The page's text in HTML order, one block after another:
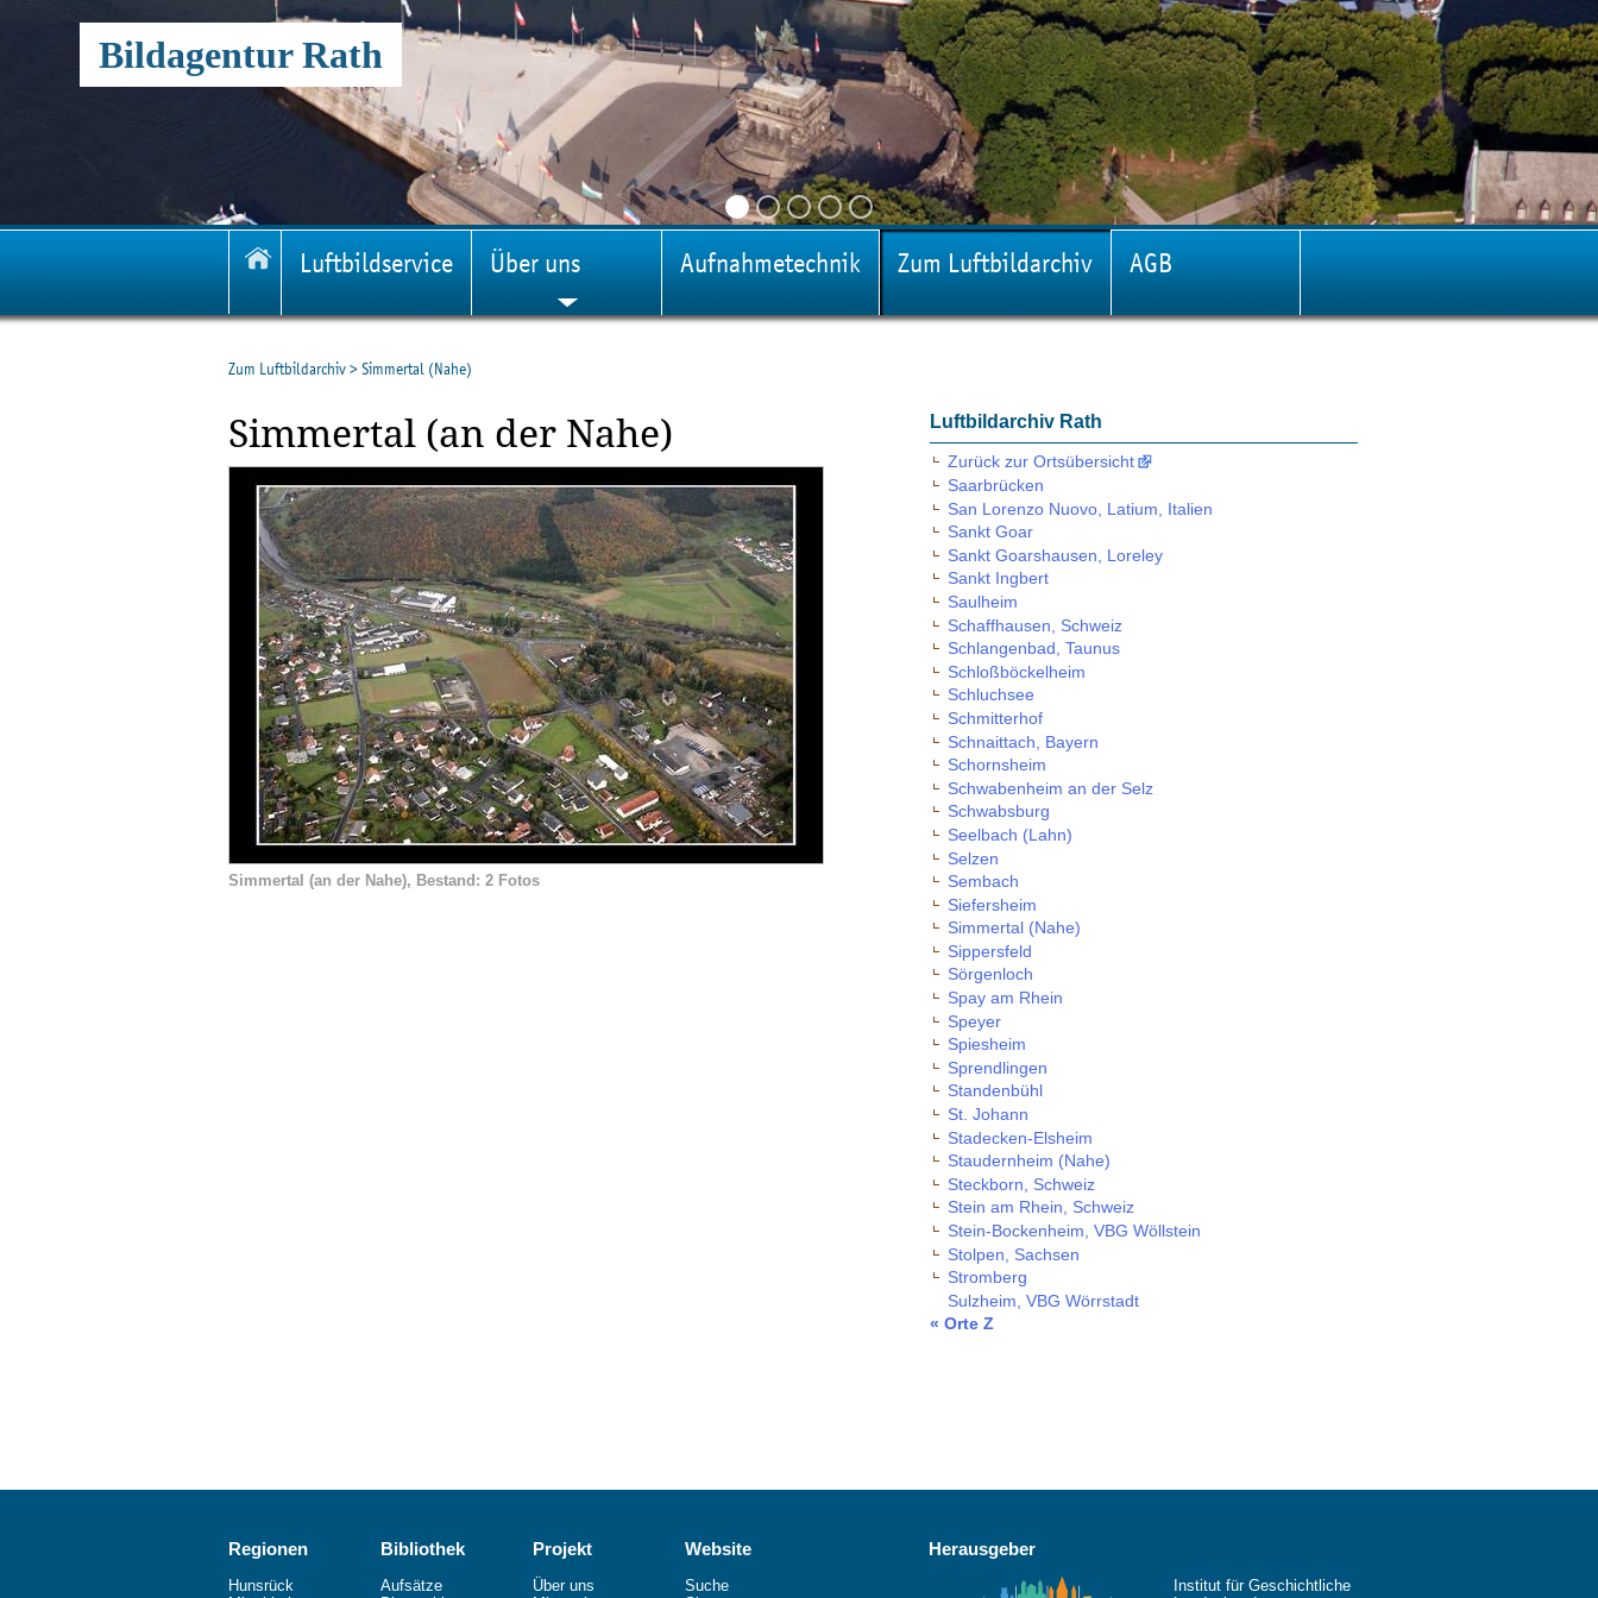
Bildagentur Rath
Luftbildservice Über uns Aufnahmetechnik Zum Luftbildarchiv AGB
Zum Luftbildarchiv>Simmertal (Nahe)
Simmertal (an der Nahe)
Simmertal (an der Nahe), Bestand: 2 Fotos
Luftbildarchiv Rath
Zurück zur Ortsübersicht
Saarbrücken
San Lorenzo Nuovo, Latium, Italien
Sankt Goar
Sankt Goarshausen, Loreley
Sankt Ingbert
Saulheim
Schaffhausen, Schweiz
Schlangenbad, Taunus
Schloßböckelheim
Schluchsee
Schmitterhof
Schnaittach, Bayern
Schornsheim
Schwabenheim an der Selz
Schwabsburg
Seelbach (Lahn)
Selzen
Sembach
Siefersheim
Simmertal (Nahe)
Sippersfeld
Sörgenloch
Spay am Rhein
Speyer
Spiesheim
Sprendlingen
Standenbühl
St. Johann
Stadecken-Elsheim
Staudernheim (Nahe)
Steckborn, Schweiz
Stein am Rhein, Schweiz
Stein-Bockenheim, VBG Wöllstein
Stolpen, Sachsen
Stromberg
Sulzheim, VBG Wörrstadt
« Orte Z
Regionen
Hunsrück
Bibliothek
Aufsätze
Projekt
Über uns
Website
Suche
Herausgeber
Institut für Geschichtliche